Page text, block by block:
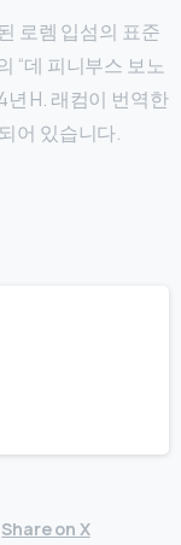
로렘 입섬의 표준
“데 피니부스 보노
년 H. 래컴이 번역한
어 있습니다.
Share on X